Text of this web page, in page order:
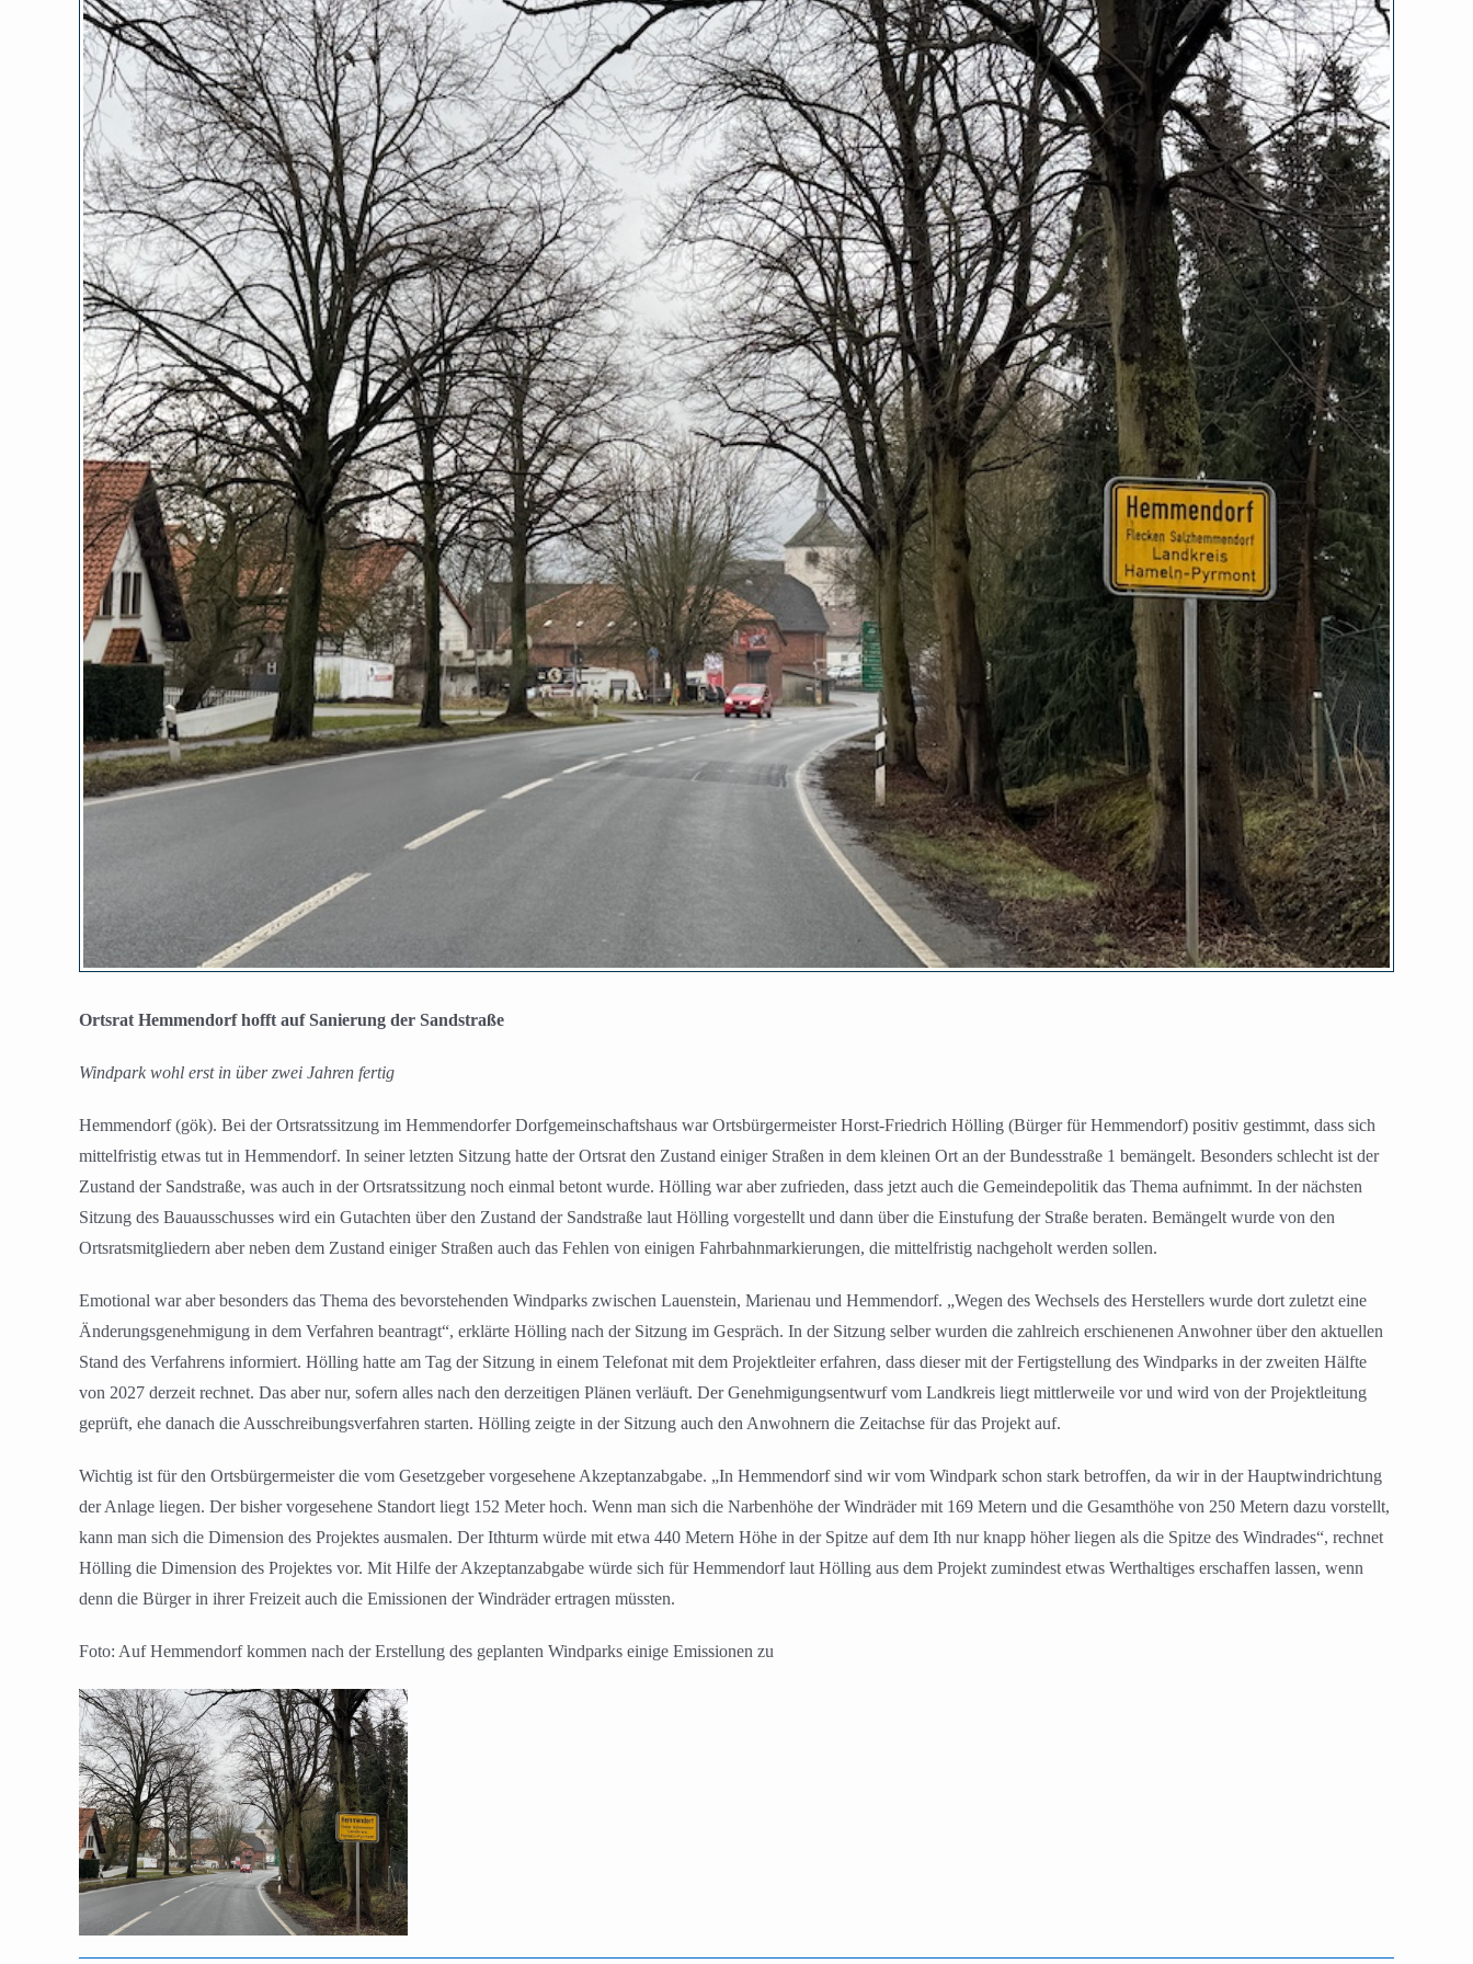
grösseres
Bild
Ortsrat Hemmendorf hofft auf Sanierung der Sandstraße
Windpark wohl erst in über zwei Jahren fertig
Hemmendorf (gök). Bei der Ortsratssitzung im Hemmendorfer Dorfgemeinschaftshaus war Ortsbürgermeister Horst-Friedrich Hölling (Bürger für Hemmendorf) positiv gestimmt, dass sich
mittelfristig etwas tut in Hemmendorf. In seiner letzten Sitzung hatte der Ortsrat den Zustand einiger Straßen in dem kleinen Ort an der Bundesstraße 1 bemängelt. Besonders schlecht ist der
Zustand der Sandstraße, was auch in der Ortsratssitzung noch einmal betont wurde. Hölling war aber zufrieden, dass jetzt auch die Gemeindepolitik das Thema aufnimmt. In der nächsten
Sitzung des Bauausschusses wird ein Gutachten über den Zustand der Sandstraße laut Hölling vorgestellt und dann über die Einstufung der Straße beraten. Bemängelt wurde von den
Ortsratsmitgliedern aber neben dem Zustand einiger Straßen auch das Fehlen von einigen Fahrbahnmarkierungen, die mittelfristig nachgeholt werden sollen.
Emotional war aber besonders das Thema des bevorstehenden Windparks zwischen Lauenstein, Marienau und Hemmendorf. „Wegen des Wechsels des Herstellers wurde dort zuletzt eine
Änderungsgenehmigung in dem Verfahren beantragt“, erklärte Hölling nach der Sitzung im Gespräch. In der Sitzung selber wurden die zahlreich erschienenen Anwohner über den aktuellen
Stand des Verfahrens informiert. Hölling hatte am Tag der Sitzung in einem Telefonat mit dem Projektleiter erfahren, dass dieser mit der Fertigstellung des Windparks in der zweiten Hälfte
von 2027 derzeit rechnet. Das aber nur, sofern alles nach den derzeitigen Plänen verläuft. Der Genehmigungsentwurf vom Landkreis liegt mittlerweile vor und wird von der Projektleitung
geprüft, ehe danach die Ausschreibungsverfahren starten. Hölling zeigte in der Sitzung auch den Anwohnern die Zeitachse für das Projekt auf.
Wichtig ist für den Ortsbürgermeister die vom Gesetzgeber vorgesehene Akzeptanzabgabe. „In Hemmendorf sind wir vom Windpark schon stark betroffen, da wir in der Hauptwindrichtung
der Anlage liegen. Der bisher vorgesehene Standort liegt 152 Meter hoch. Wenn man sich die Narbenhöhe der Windräder mit 169 Metern und die Gesamthöhe von 250 Metern dazu vorstellt,
kann man sich die Dimension des Projektes ausmalen. Der Ithturm würde mit etwa 440 Metern Höhe in der Spitze auf dem Ith nur knapp höher liegen als die Spitze des Windrades“, rechnet
Hölling die Dimension des Projektes vor. Mit Hilfe der Akzeptanzabgabe würde sich für Hemmendorf laut Hölling aus dem Projekt zumindest etwas Werthaltiges erschaffen lassen, wenn
denn die Bürger in ihrer Freizeit auch die Emissionen der Windräder ertragen müssten.
Foto: Auf Hemmendorf kommen nach der Erstellung des geplanten Windparks einige Emissionen zu